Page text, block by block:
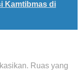
Kamtibmas di
Ruas yang